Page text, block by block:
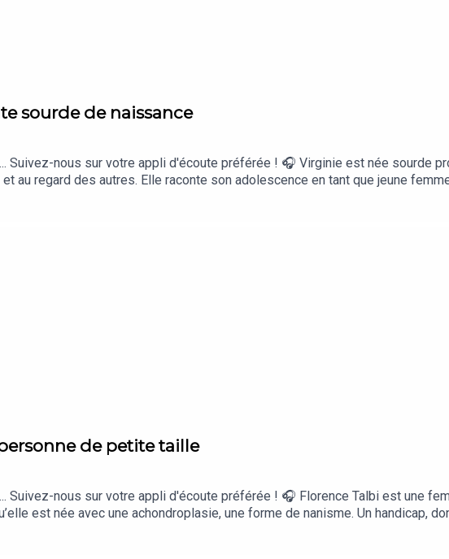
sourde de naissance
Suivez-nous sur votre appli d'écoute préférée ! 🎧 Virginie est née sourde
au regard des autres. Elle raconte son adolescence en tant que jeune
laisser ces difficultés définir sa destinée, en suivant un cursus scolaire
sourde de France. Voici son histoire.
de petite taille
Suivez-nous sur votre appli d'écoute préférée ! 🎧 Florence Talbi est une
est née avec une achondroplasie, une forme de nanisme. Un handicap,
à la dure, “dans un monde de grand”. Voici son histoire.